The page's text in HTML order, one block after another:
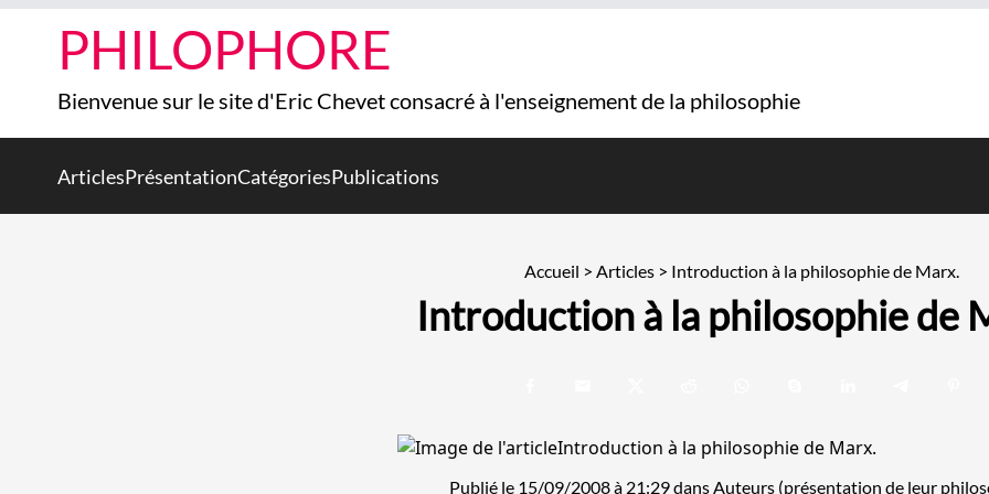
PHILOPHORE
Bienvenue sur le site d'Eric Chevet consacré à l'enseignement de la philosophie
ArticlesPrésentationCatégoriesPublications
Accueil > Articles > Introduction à la philosophie de Marx.
Introduction à la philosophie de
Publié le 15/09/2008 à 21:29dansAuteurs (présentation de leur